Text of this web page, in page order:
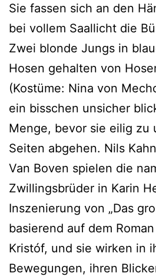
Sie fassen sich an den
bei vollem Saallicht die
Zwei blonde Jungs in
Hosen gehalten von
(Kostüme: Nina von
ein bisschen unsicher
Menge, bevor sie eilig zu
Seiten abgehen. Nils
Van Boven spielen die
Zwillingsbrüder in Karin
Inszenierung von „Das
basierend auf dem
Kristóf, und sie wirken in
Bewegungen, ihren